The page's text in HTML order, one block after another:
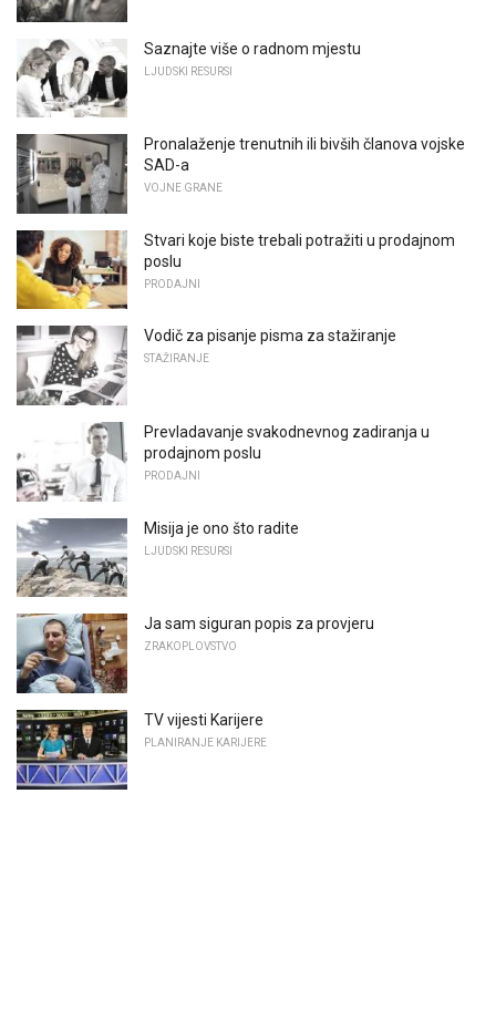
Saznajte više o radnom mjestu
LJUDSKI RESURSI
Pronalaženje trenutnih ili bivših članova vojske
SAD-a
VOJNE GRANE
Stvari koje biste trebali potražiti u prodajnom
poslu
PRODAJNI
Vodič za pisanje pisma za stažiranje
STAŽIRANJE
Prevladavanje svakodnevnog zadiranja u
prodajnom poslu
PRODAJNI
Misija je ono što radite
LJUDSKI RESURSI
Ja sam siguran popis za provjeru
ZRAKOPLOVSTVO
TV vijesti Karijere
PLANIRANJE KARIJERE